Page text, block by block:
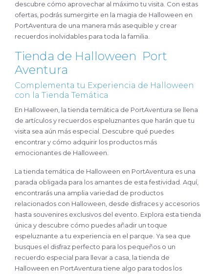
descubre cómo aprovechar al máximo tu visita. Con estas
ofertas, podrás sumergirte en la magia de Halloween en
PortAventura de una manera más asequible y crear
recuerdos inolvidables para toda la familia.
Tienda de Halloween Port
Aventura
Complementa tu Experiencia de Halloween
con la Tienda Temática
En Halloween, la tienda temática de PortAventura se llena
de artículos y recuerdos espeluznantes que harán que tu
visita sea aún más especial. Descubre qué puedes
encontrar y cómo adquirir los productos más
emocionantes de Halloween.
La tienda temática de Halloween en PortAventura es una
parada obligada para los amantes de esta festividad. Aquí,
encontrarás una amplia variedad de productos
relacionados con Halloween, desde disfraces y accesorios
hasta souvenires exclusivos del evento. Explora esta tienda
única y descubre cómo puedes añadir un toque
espeluznante a tu experiencia en el parque. Ya sea que
busques el disfraz perfecto para los pequeños o un
recuerdo especial para llevar a casa, la tienda de
Halloween en PortAventura tiene algo para todos los